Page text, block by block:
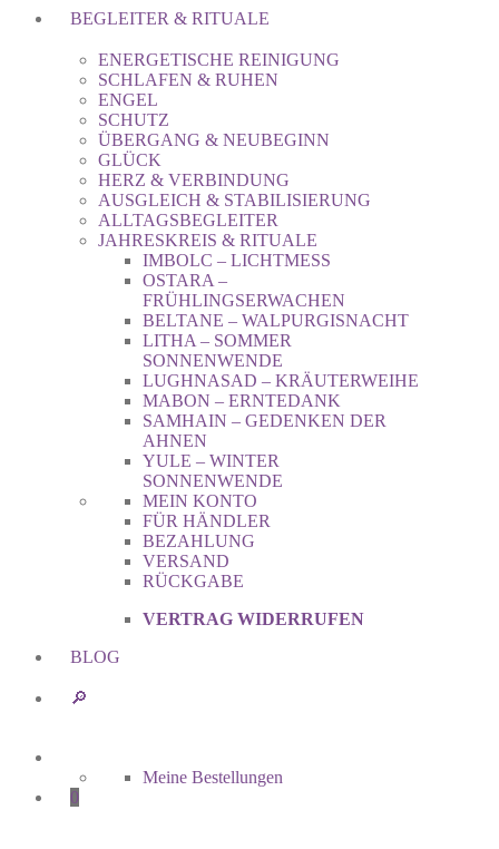
BEGLEITER & RITUALE
ENERGETISCHE REINIGUNG
SCHLAFEN & RUHEN
ENGEL
SCHUTZ
ÜBERGANG & NEUBEGINN
GLÜCK
HERZ & VERBINDUNG
AUSGLEICH & STABILISIERUNG
ALLTAGSBEGLEITER
JAHRESKREIS & RITUALE
IMBOLC – LICHTMESS
OSTARA –
FRÜHLINGSERWACHEN
BELTANE – WALPURGISNACHT
LITHA – SOMMER
SONNENWENDE
LUGHNASAD – KRÄUTERWEIHE
MABON – ERNTEDANK
SAMHAIN – GEDENKEN DER
AHNEN
YULE – WINTER
SONNENWENDE
MEIN KONTO
FÜR HÄNDLER
BEZAHLUNG
VERSAND
RÜCKGABE
VERTRAG WIDERRUFEN
BLOG
🔎︎
Meine Bestellungen
0